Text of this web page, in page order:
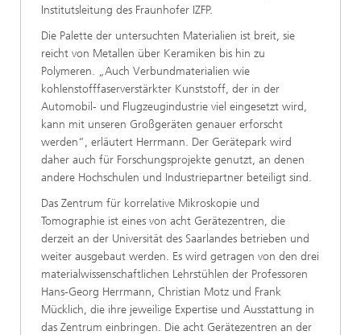
Institutsleitung des Fraunhofer IZFP.
Die Palette der untersuchten Materialien ist breit, sie
reicht von Metallen über Keramiken bis hin zu
Polymeren. „Auch Verbundmaterialien wie
kohlenstofffaserverstärkter Kunststoff, der in der
Automobil- und Flugzeugindustrie viel eingesetzt wird,
kann mit unseren Großgeräten genauer erforscht
werden“, erläutert Herrmann. Der Gerätepark wird
daher auch für Forschungsprojekte genutzt, an denen
andere Hochschulen und Industriepartner beteiligt sind.
Das Zentrum für korrelative Mikroskopie und
Tomographie ist eines von acht Gerätezentren, die
derzeit an der Universität des Saarlandes betrieben und
weiter ausgebaut werden. Es wird getragen von den drei
materialwissenschaftlichen Lehrstühlen der Professoren
Hans-Georg Herrmann, Christian Motz und Frank
Mücklich, die ihre jeweilige Expertise und Ausstattung in
das Zentrum einbringen. Die acht Gerätezentren an der